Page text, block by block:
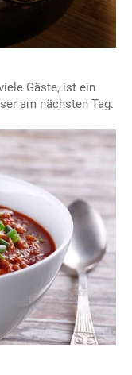
Gäste, ist ein
am nächsten Tag.